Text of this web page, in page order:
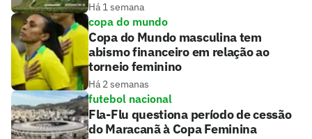
Há 1 semana
copa do mundo
Copa do Mundo masculina tem
abismo financeiro em relação ao
torneio feminino
Há 2 semanas
futebol nacional
Fla-Flu questiona período de cessão
do Maracanã à Copa Feminina